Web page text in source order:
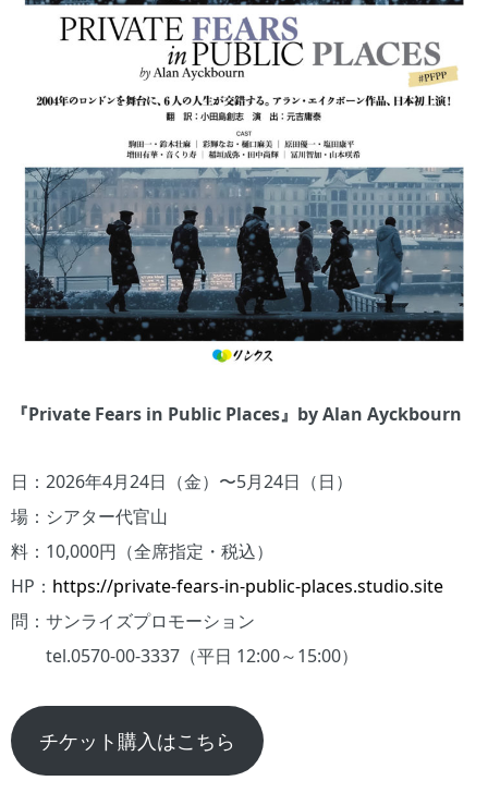
『Private Fears in Public Places』by Alan Ayckbourn
日：2026年4月24日（金）〜5月24日（日）
場：シアター代官山
料：10,000円（全席指定・税込）
HP： https://private-fears-in-public-places.studio.site
問：サンライズプロモーション
tel.0570-00-3337（平日 12:00～15:00）
チケット購入はこちら